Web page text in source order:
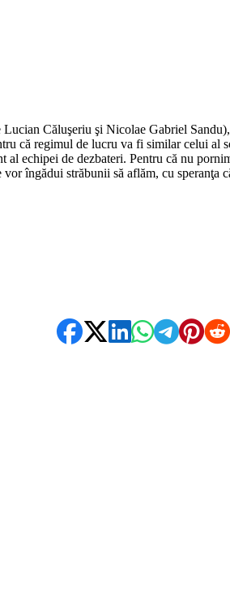
Căluşeriu şi Nicolae Gabriel
că regimul de lucru va fi similar celui
echipei de dezbateri. Pentru că nu
îngădui străbunii să aflăm, cu